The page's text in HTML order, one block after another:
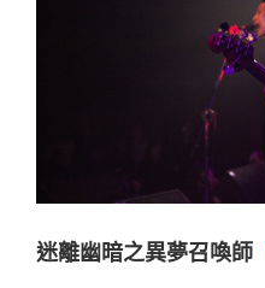
迷離幽暗之異夢召喚師